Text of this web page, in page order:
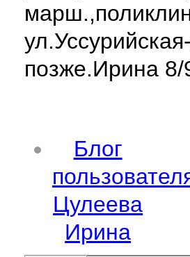
позже.Ирина
Блог
Цулеева
Ирина